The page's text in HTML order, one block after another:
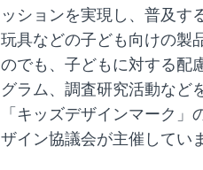
ッションを実現し、普及す
玩具などの子ども向けの製
のでも、子どもに対する配
グラム、調査研究活動など
「キッズデザインマーク
ザイン協議会が主催してい